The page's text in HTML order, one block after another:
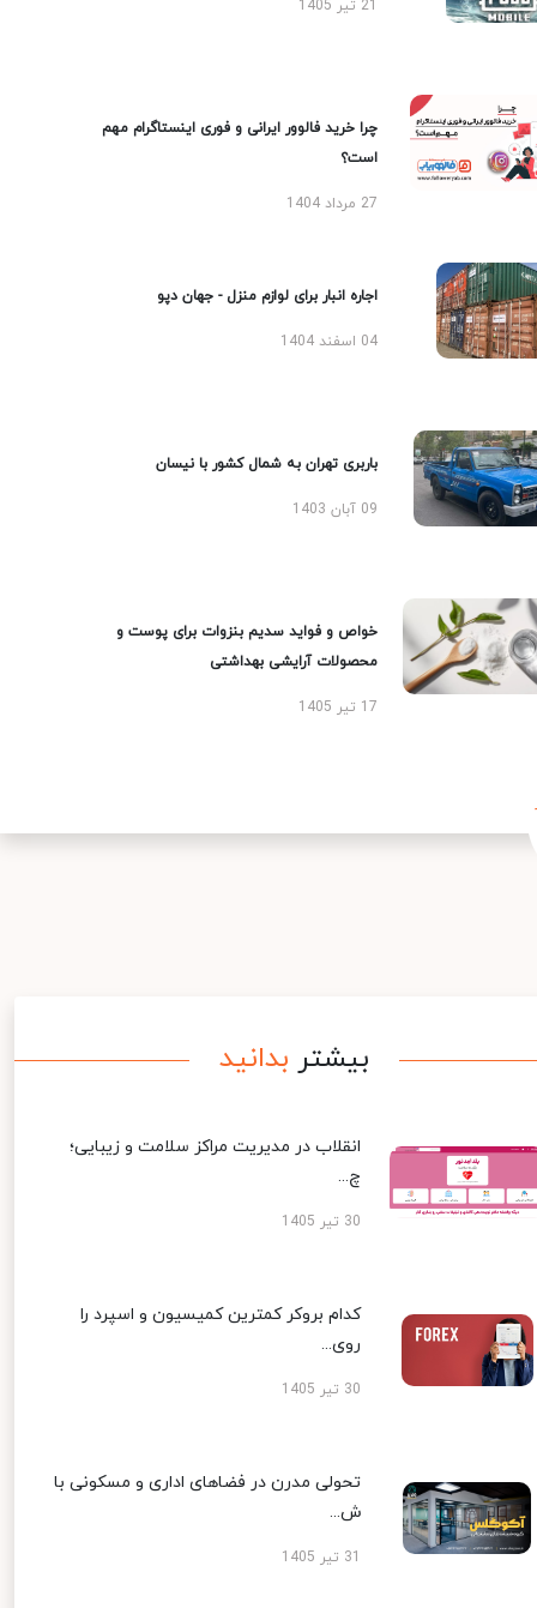
چرا خرید فالوور ایرانی و فوری اینستاگرام مهم
است؟
27 مرداد 1404
اجاره انبار برای لوازم منزل - جهان دپو
04 اسفند 1404
باربری تهران به شمال کشور با نیسان
09 آبان 1403
خواص و فواید سدیم بنزوات برای پوست و
محصولات آرایشی بهداشتی
17 تیر 1405
بیشتر بدانید
انقلاب در مدیریت مراکز سلامت و زیبایی؛
چ...
30 تیر 1405
کدام بروکر کمترین کمیسیون و اسپرد را
روی...
30 تیر 1405
تحولی مدرن در فضاهای اداری و مسکونی با
ش...